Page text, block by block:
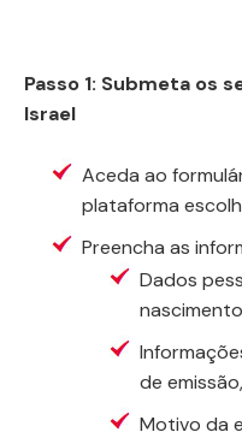
Passo 1: Submeta os
Israel
Aceda ao
plataforma
Preencha as
Dados
de
Motivo da